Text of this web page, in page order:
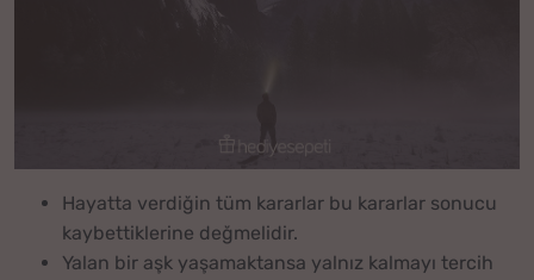
Hayatta verdiğin tüm kararlar bu kararlar sonucu
kaybettiklerine değmelidir.
Yalan bir aşk yaşamaktansa yalnız kalmayı tercih